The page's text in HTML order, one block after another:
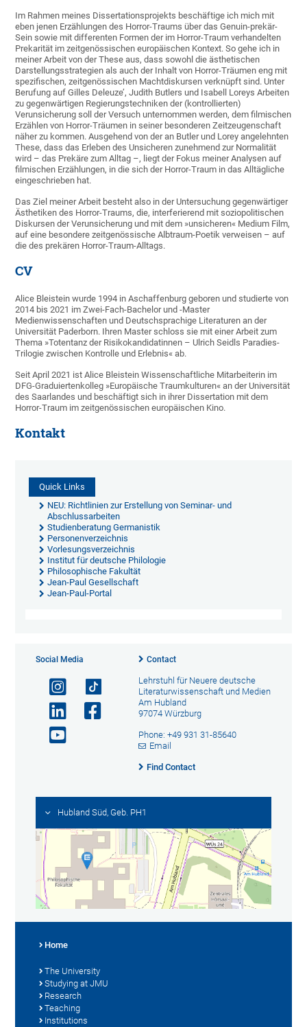
Im Rahmen meines Dissertationsprojekts beschäftige ich mich mit
eben jenen Erzählungen des Horror-Traums über das Genuin-prekär-
Sein sowie mit differenten Formen der im Horror-Traum verhandelten
Prekarität im zeitgenössischen europäischen Kontext. So gehe ich in
meiner Arbeit von der These aus, dass sowohl die ästhetischen
Darstellungsstrategien als auch der Inhalt von Horror-Träumen eng mit
spezifischen, zeitgenössischen Machtdiskursen verknüpft sind. Unter
Berufung auf Gilles Deleuze’, Judith Butlers und Isabell Loreys Arbeiten
zu gegenwärtigen Regierungstechniken der (kontrollierten)
Verunsicherung soll der Versuch unternommen werden, dem filmischen
Erzählen von Horror-Träumen in seiner besonderen Zeitzeugenschaft
näher zu kommen. Ausgehend von der an Butler und Lorey angelehnten
These, dass das Erleben des Unsicheren zunehmend zur Normalität
wird – das Prekäre zum Alltag –, liegt der Fokus meiner Analysen auf
filmischen Erzählungen, in die sich der Horror-Traum in das Alltägliche
eingeschrieben hat.
Das Ziel meiner Arbeit besteht also in der Untersuchung gegenwärtiger
Ästhetiken des Horror-Traums, die, interferierend mit soziopolitischen
Diskursen der Verunsicherung und mit dem »unsicheren« Medium Film,
auf eine besondere zeitgenössische Albtraum-Poetik verweisen – auf
die des prekären Horror-Traum-Alltags.
CV
Alice Bleistein wurde 1994 in Aschaffenburg geboren und studierte von
2014 bis 2021 im Zwei-Fach-Bachelor und -Master
Medienwissenschaften und Deutschsprachige Literaturen an der
Universität Paderborn. Ihren Master schloss sie mit einer Arbeit zum
Thema »Totentanz der Risikokandidatinnen – Ulrich Seidls Paradies-
Trilogie zwischen Kontrolle und Erlebnis« ab.
Seit April 2021 ist Alice Bleistein Wissenschaftliche Mitarbeiterin im
DFG-Graduiertenkolleg »Europäische Traumkulturen« an der Universität
des Saarlandes und beschäftigt sich in ihrer Dissertation mit dem
Horror-Traum im zeitgenössischen europäischen Kino.
Kontakt
Quick Links
NEU: Richtlinien zur Erstellung von Seminar- und
Abschlussarbeiten
Studienberatung Germanistik
Personenverzeichnis
Vorlesungsverzeichnis
Institut für deutsche Philologie
Philosophische Fakultät
Jean-Paul Gesellschaft
Jean-Paul-Portal
Social Media Contact
Lehrstuhl für Neuere deutsche
Literaturwissenschaft und Medien
Am Hubland
97074 Würzburg
Phone: +49 931 31-85640
Email
Find Contact
Hubland Süd, Geb. PH1
Home
The University
Studying at JMU
Research
Teaching
Institutions